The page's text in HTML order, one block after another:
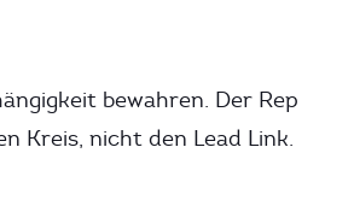
bewahren. Der Rep
Kreis, nicht den Lead Link.